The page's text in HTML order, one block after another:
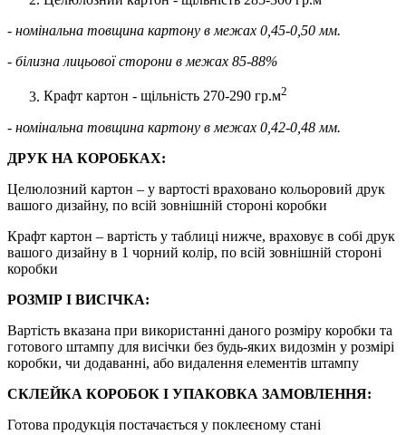
- номінальна товщина картону в межах 0,45-0,50 мм.
- білизна лицьової сторони в межах 85-88%
Крафт картон - щільність 270-290 гр.м2
- номінальна товщина картону в межах 0,42-0,48 мм.
ДРУК НА КОРОБКАХ:
Целюлозний картон – у вартості враховано кольоровий друк
вашого дизайну, по всій зовнішній стороні коробки
Крафт картон – вартість у таблиці нижче, враховує в собі друк
вашого дизайну в 1 чорний колір, по всій зовнішній стороні
коробки
РОЗМІР І ВИСІЧКА:
Вартість вказана при використанні даного розміру коробки та
готового штампу для висічки без будь-яких видозмін у розмірі
коробки, чи додаванні, або видалення елементів штампу
СКЛЕЙКА КОРОБОК І УПАКОВКА ЗАМОВЛЕННЯ:
Готова продукція постачається у поклеєному стані